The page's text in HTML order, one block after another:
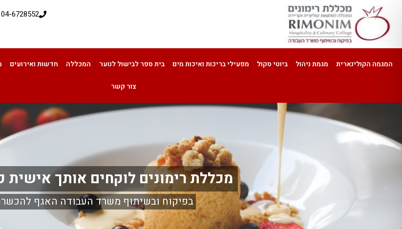
04-6728552
המגמה הקולינארית מגמת ניהול ביוטי סקול מפעילי בריכות ואיכות מים בית ספר לבישול לנוער המכללה חדשות ואירועים
צור קשר
מכללת רימונים לוקחים אותך אישית
בפיקוח ובשיתוף משרד העבודה האגף